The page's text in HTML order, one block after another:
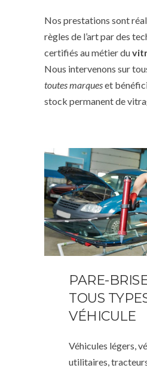
Nos prestations sont
règles de l’art par des
certifiés au métier du
Nous intervenons sur
toutes marqueset
stock permanent de
PARE-
TOUS
VÉHICULE
Véhicules légers,
utilitaires,